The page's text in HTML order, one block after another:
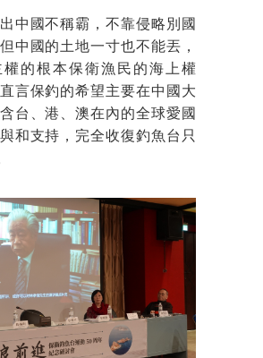
中國不稱霸，不靠侵略別國
中國的土地一寸也不能丟，
的根本保衛漁民的海上權
言保釣的希望主要在中國大
台、港、澳在內的全球愛國
和支持，完全收復釣魚台只